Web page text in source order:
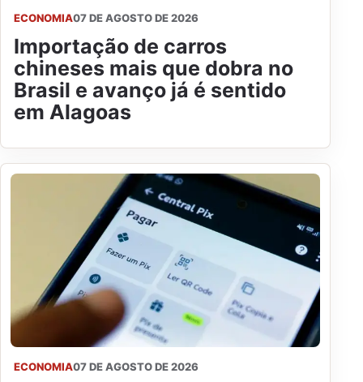
ECONOMIA07 DE AGOSTO DE 2026
Importação de carros
chineses mais que dobra no
Brasil e avanço já é sentido
em Alagoas
ECONOMIA07 DE AGOSTO DE 2026